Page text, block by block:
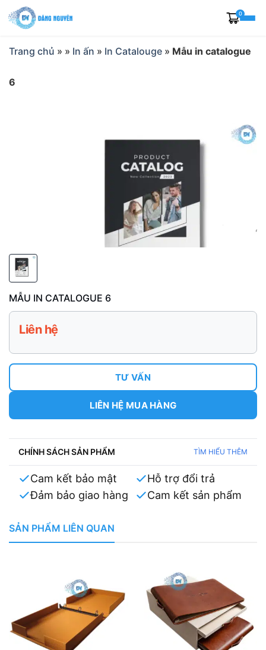
Skip
to
0
Trang chủ » » In ấn » In Catalouge » Mẫu in catalogue
6
MẪU IN CATALOGUE 6
Liên hệ
TƯ VẤN
LIÊN HỆ MUA HÀNG
CHÍNH SÁCH SẢN PHẨM TÌM HIỂU THÊM
Cam kết bảo mật
Hỗ trợ đổi trả
Đảm bảo giao hàng
Cam kết sản phẩm
SẢN PHẨM LIÊN QUAN